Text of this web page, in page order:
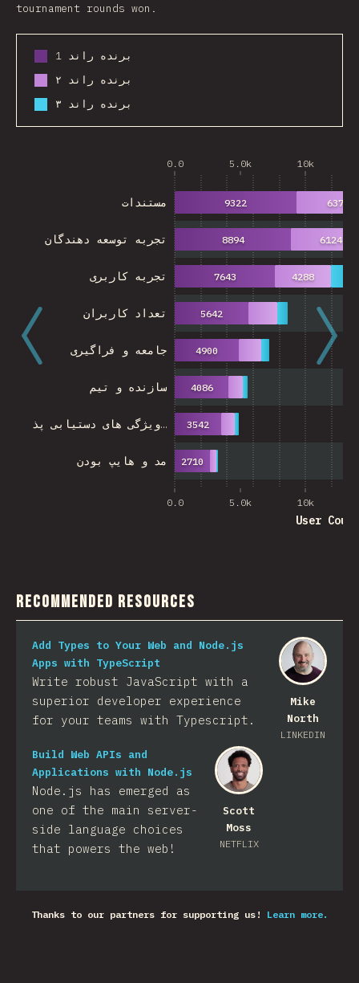
tournament rounds won.
برنده راند 1
برنده راند ۲
برنده راند ۳
0.0 5.0k 10k
0.0 5.0k 10k
User Count
مد و هایپ بودن
ویژگی های دستیابی پذ…
سازنده و تیم
جامعه و فراگیری
تعداد کاربران
تجربه کاربری
تجربه توسعه دهندگان
مستندات
2710
3542
4086
4900
5642
7643
8894
9322
4288
6124
6372
Recommended Resources
Mike
North
LINKEDIN
Add Types to Your Web and Node.js
Apps with TypeScript
Write robust JavaScript with a
superior developer experience
for your teams with Typescript.
Scott
Moss
NETFLIX
Build Web APIs and
Applications with Node.js
Node.js has emerged as
one of the main server-
side language choices
that powers the web!
Thanks to our partners for supporting us! Learn more.